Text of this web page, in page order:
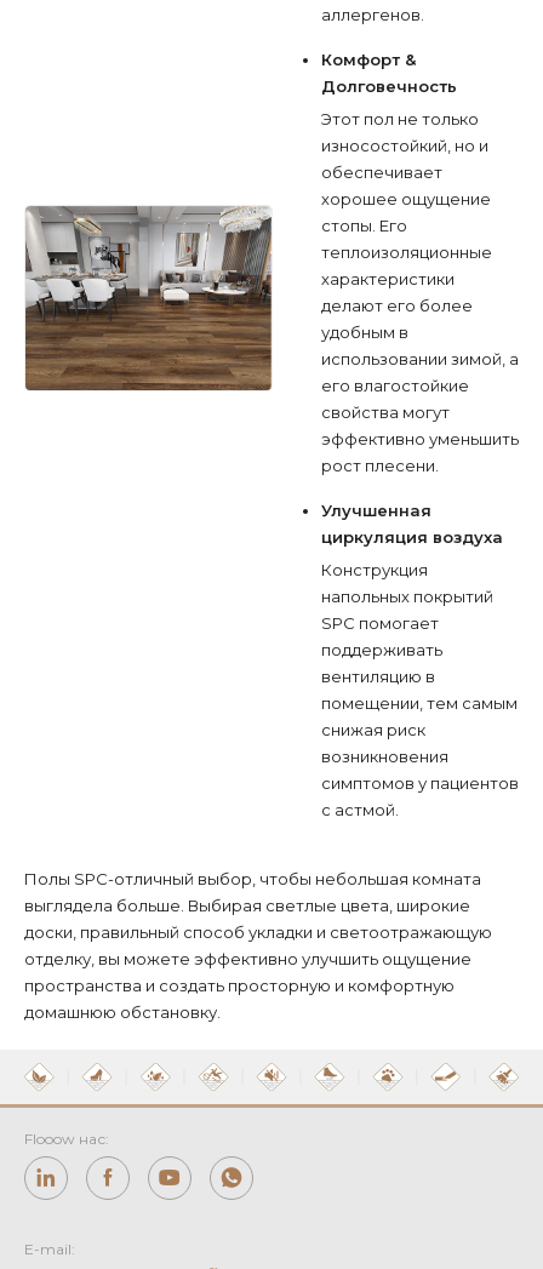
аллергенов.
Комфорт &
Долговечность
Этот пол не только
износостойкий, но и
обеспечивает
хорошее ощущение
стопы. Его
теплоизоляционные
характеристики
делают его более
удобным в
использовании зимой, а
его влагостойкие
свойства могут
эффективно уменьшить
рост плесени.
Улучшенная
циркуляция воздуха
Конструкция
напольных покрытий
SPC помогает
поддерживать
вентиляцию в
помещении, тем самым
снижая риск
возникновения
симптомов у пациентов
с астмой.
Полы SPC-отличный выбор, чтобы небольшая комната
выглядела больше. Выбирая светлые цвета, широкие
доски, правильный способ укладки и светоотражающую
отделку, вы можете эффективно улучшить ощущение
пространства и создать просторную и комфортную
домашнюю обстановку.
Flooow нас:
E-mail: